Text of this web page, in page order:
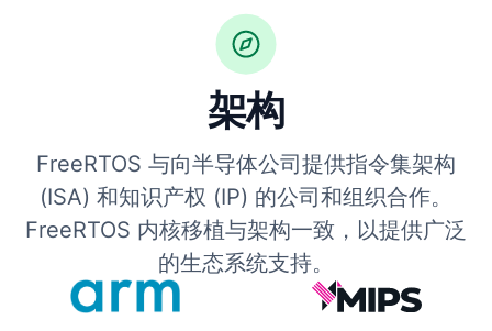
架构
FreeRTOS 与向半导体公司提供指令集架构
(ISA) 和知识产权 (IP) 的公司和组织合作。
FreeRTOS 内核移植与架构一致，以提供广泛
的生态系统支持。